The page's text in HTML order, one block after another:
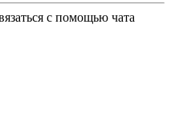
с помощью чата